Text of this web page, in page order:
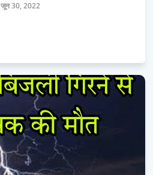
जून 30, 2022